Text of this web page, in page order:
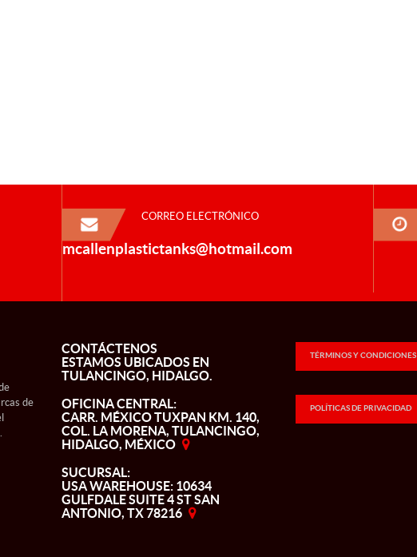
CORREO ELECTRÓNICO
mcallenplastictanks@hotmail.com
de
CONTÁCTENOS
ESTAMOS UBICADOS EN
TULANCINGO, HIDALGO.
OFICINA CENTRAL:
CARR. MÉXICO TUXPAN KM. 140,
COL. LA MORENA, TULANCINGO,
HIDALGO, MÉXICO
SUCURSAL:
USA WAREHOUSE: 10634
GULFDALE SUITE 4 ST SAN
ANTONIO, TX 78216
TÉRMINOS Y CONDICIONES
POLÍTICAS DE PRIVACIDAD